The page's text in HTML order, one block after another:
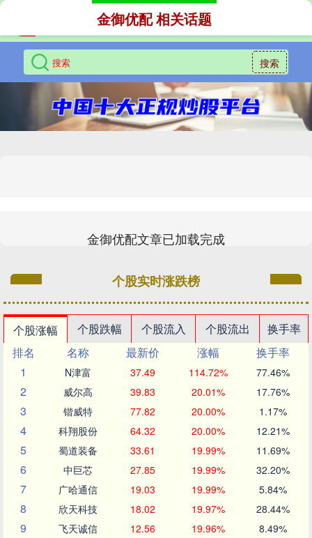
搜索
金御优配 相关话题
金御优配文章已加载完成
个股实时涨跌榜
个股涨幅 个股跌幅 个股流入 个股流出
换手率
排名
名称 最新价 涨幅
换手率
1
N津富 37.49 114.72% 77.46%
2 威尔高 39.83 20.01% 17.76%
3 锴威特 77.82 20.00% 1.17%
4 科翔股份 64.32 20.00% 12.21%
5 蜀道装备 33.61 19.99% 11.69%
6 中巨芯 27.85 19.99% 32.20%
7 广哈通信 19.03 19.99% 5.84%
8 欣天科技 18.02 19.97% 28.44%
9 飞天诚信 12.56 19.96% 8.49%